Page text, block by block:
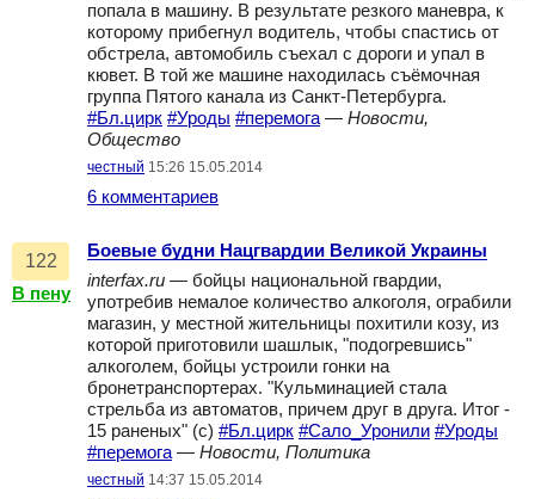
попала в машину. В результате резкого маневра, к
которому прибегнул водитель, чтобы спастись от
обстрела, автомобиль съехал с дороги и упал в
кювет. В той же машине находилась съёмочная
группа Пятого канала из Санкт-Петербурга.
#Бл.цирк #Уроды #перемога — Новости,
Общество
честный 15:26 15.05.2014
6 комментариев
122
В пену
Боевые будни Нацгвардии Великой Украины
interfax.ru — бойцы национальной гвардии,
употребив немалое количество алкоголя, ограбили
магазин, у местной жительницы похитили козу, из
которой приготовили шашлык, "подогревшись"
алкоголем, бойцы устроили гонки на
бронетранспортерах. "Кульминацией стала
стрельба из автоматов, причем друг в друга. Итог -
15 раненых" (с) #Бл.цирк #Сало_Уронили #Уроды
#перемога — Новости, Политика
честный 14:37 15.05.2014